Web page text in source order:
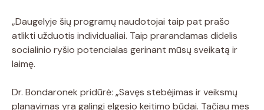
„Daugelyje šių programų naudotojai taip pat prašo
atlikti užduotis individualiai. Taip prarandamas didelis
socialinio ryšio potencialas gerinant mūsų sveikatą ir
laimę.
Dr. Bondaronek pridūrė: „Savęs stebėjimas ir veiksmų
planavimas yra galingi elgesio keitimo būdai. Tačiau mes